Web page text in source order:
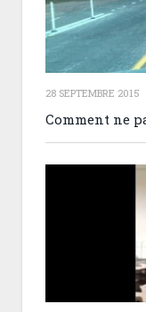
28 SEPTEMBRE 2015
Comment ne